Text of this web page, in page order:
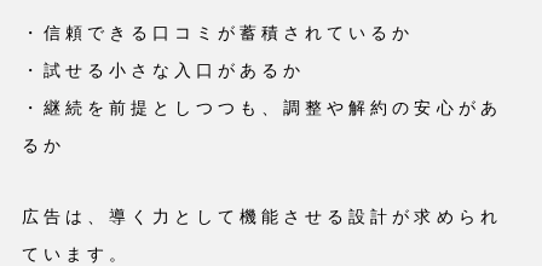
・信頼できる口コミが蓄積されているか
・試せる小さな入口があるか
・継続を前提としつつも、調整や解約の安心があ
るか
広告は、導く力として機能させる設計が求められ
ています。